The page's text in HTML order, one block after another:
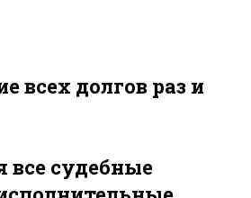
всех долгов раз и
все судебные